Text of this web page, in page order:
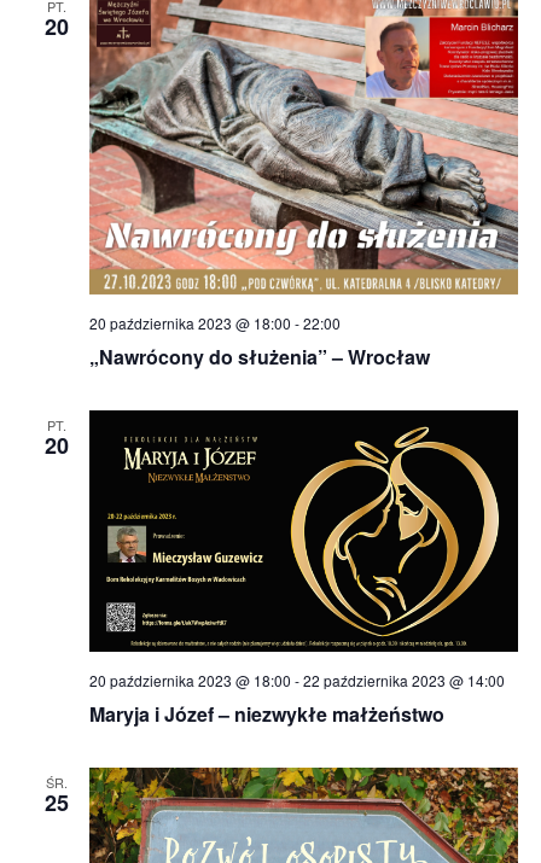
PT.
20
„Nawrócony do służenia” – Wrocław
20 października 2023 @ 18:00 -22:00
PT.
20
Maryja i Józef – niezwykłe małżeństwo
20 października 2023 @ 18:00 -22 października 2023 @ 14:00
ŚR.
25